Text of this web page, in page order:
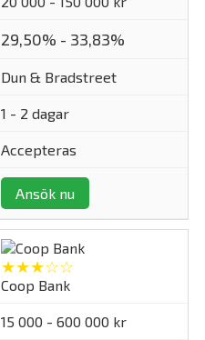
29,50% - 33,83%
Dun & Bradstreet
1 - 2 dagar
Accepteras
Ansök nu
★★★☆☆
Coop Bank
15 000 - 600 000 kr